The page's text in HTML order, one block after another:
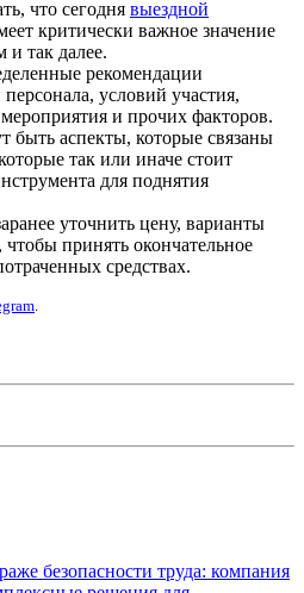
что сегодня выездной
критически важное значение
так далее.
рекомендации
условий участия,
и прочих факторов.
быть аспекты, которые связаны
так или иначе стоит
для поднятия
уточнить цену, варианты
принять окончательное
средствах.
.